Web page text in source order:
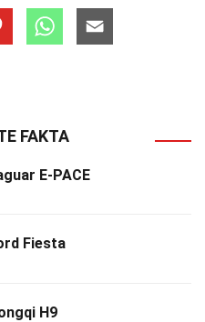
FAKTA
E-PACE
Fiesta
H9